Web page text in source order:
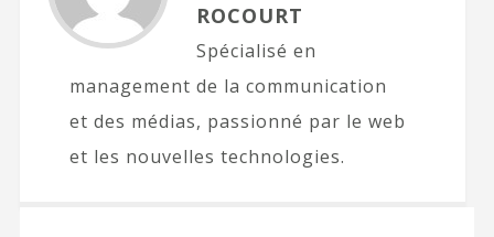
ROCOURT
Spécialisé en
management de la communication
et des médias, passionné par le web
et les nouvelles technologies.